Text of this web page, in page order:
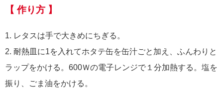
【 作り方 】
1. レタスは手で大きめにちぎる。
2. 耐熱皿に1を入れてホタテ缶を缶汁ごと加え、ふんわりと
ラップをかける。600Ｗの電子レンジで１分加熱する。塩を
振り、ごま油をかける。